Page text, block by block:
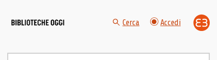
Cerca Accedi